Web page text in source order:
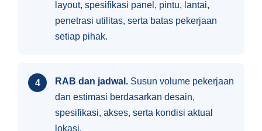
layout, spesifikasi panel, pintu, lantai,
penetrasi utilitas, serta batas pekerjaan
setiap pihak.
RAB dan jadwal. Susun volume pekerjaan
dan estimasi berdasarkan desain,
spesifikasi, akses, serta kondisi aktual
lokasi.